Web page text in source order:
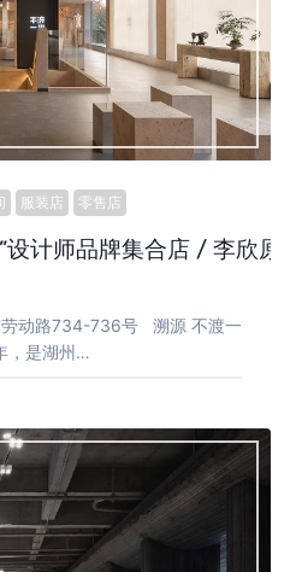
服装店 零售店
设计师品牌集合店 / 李欣原
劳动路734-736号 溯源 不渡一
，是湖州…